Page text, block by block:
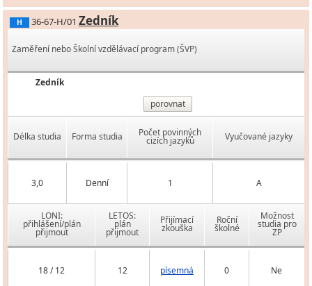
H 36-67-H/01 Zedník
Zaměření nebo Školní vzdělávací program (ŠVP)
Zedník
porovnat
Délka studia Forma studia Počet povinných
cizích jazyků Vyučované jazyky
3,0 Denní 1 A
LONI:
přihlášení/plán
přijmout
LETOS:
plán
přijmout
Přijímací
zkouška
Roční
školné
Možnost
studia pro
ZP
18 / 12 12 písemná 0 Ne